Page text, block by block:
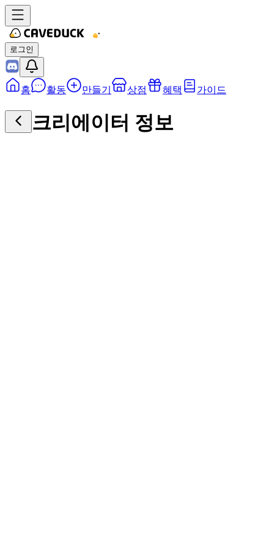
로그인
홈 활동 만들기 상점 혜택 가이드
크리에이터 정보